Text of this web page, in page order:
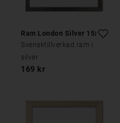
Ram London Silver 15x21
Svensktillverkad ram i
silver
169 kr